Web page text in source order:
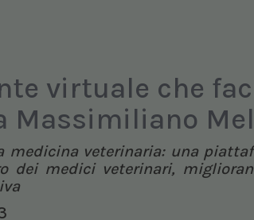
virtuale che
Massimiliano
medicina veterinaria: una
dei medici veterinari,